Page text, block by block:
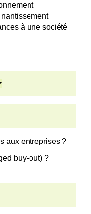
à une société
aux entreprises ?
buy-out) ?